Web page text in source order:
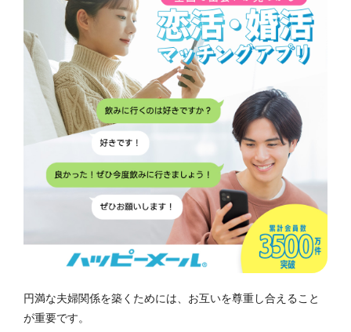
円満な夫婦関係を築くためには、お互いを尊重し合えること
が重要です。